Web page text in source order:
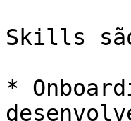
Skills
*